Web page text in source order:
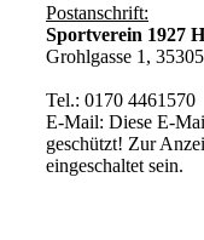
Postanschrift:
Sportverein 1927
Grohlgasse 1,
Tel.: 0170 4461570
E-Mail: Diese E-
geschützt! Zur
eingeschaltet sein.